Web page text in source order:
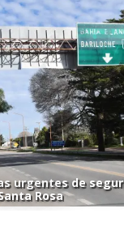
urgentes de
Rosa